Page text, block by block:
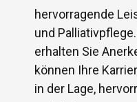
hervorragende
und
erhalten Sie
können Ihre
in der Lage,